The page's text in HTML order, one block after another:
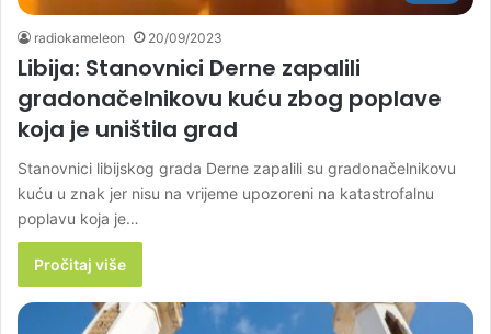
radiokameleon 20/09/2023
Libija: Stanovnici Derne zapalili
gradonačelnikovu kuću zbog poplave
koja je uništila grad
Stanovnici libijskog grada Derne zapalili su gradonačelnikovu
kuću u znak jer nisu na vrijeme upozoreni na katastrofalnu
poplavu koja je…
Pročitaj više